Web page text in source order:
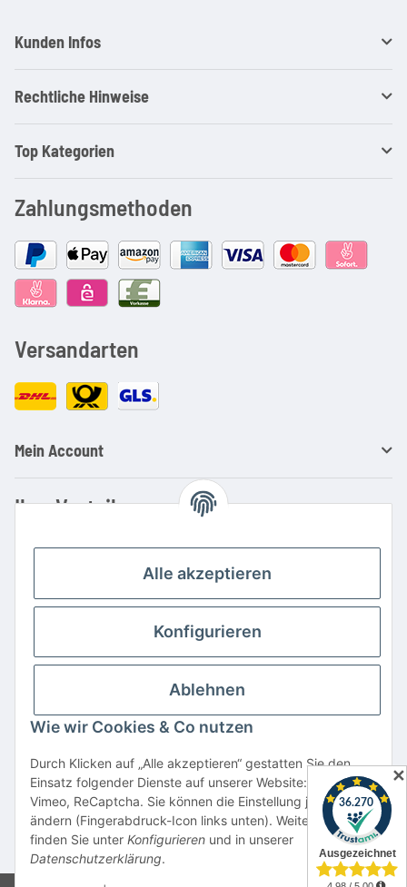
Kunden Infos
Rechtliche Hinweise
Top Kategorien
Zahlungsmethoden
Versandarten
Mein Account
Ihre Vorteile
Kauf auf Rechnung
Große Auswahl an Netzteilen und Ladegeräten
Schnelle Lieferung
Hohe Lagerverfügbarkeit
Vertrag widerrufen
* Alle Preise inkl. gesetzlicher USt., zzgl.Versand
Alle verwendeten Markennamen u. Bezeichnungen sind eingetragene Warenzeichen
u. Marken der jeweiligen Eigentümer. Sie dienen nur zur Verdeutlichung der
Kompatibilität unserer Produkte mit den Produkten verschiedener Hersteller.
Alle akzeptieren
Konfigurieren
Ablehnen
Wie wir Cookies & Co nutzen
Durch Klicken auf „Alle akzeptieren“ gestatten Sie den
Einsatz folgender Dienste auf unserer Website: YouTube,
Vimeo, ReCaptcha. Sie können die Einstellung jederzeit
ändern (Fingerabdruck-Icon links unten). Weitere Details
finden Sie unter Konfigurieren und in unserer
Datenschutzerklärung.
✕